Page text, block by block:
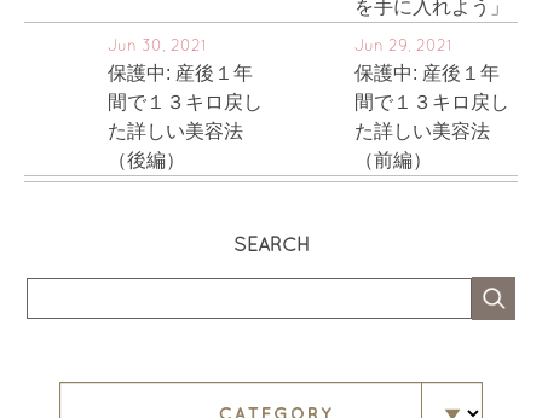
を手に入れよう」
Jun 30, 2021
保護中: 産後１年
間で１３キロ戻し
た詳しい美容法
（後編）
Jun 29, 2021
保護中: 産後１年
間で１３キロ戻し
た詳しい美容法
（前編）
SEARCH